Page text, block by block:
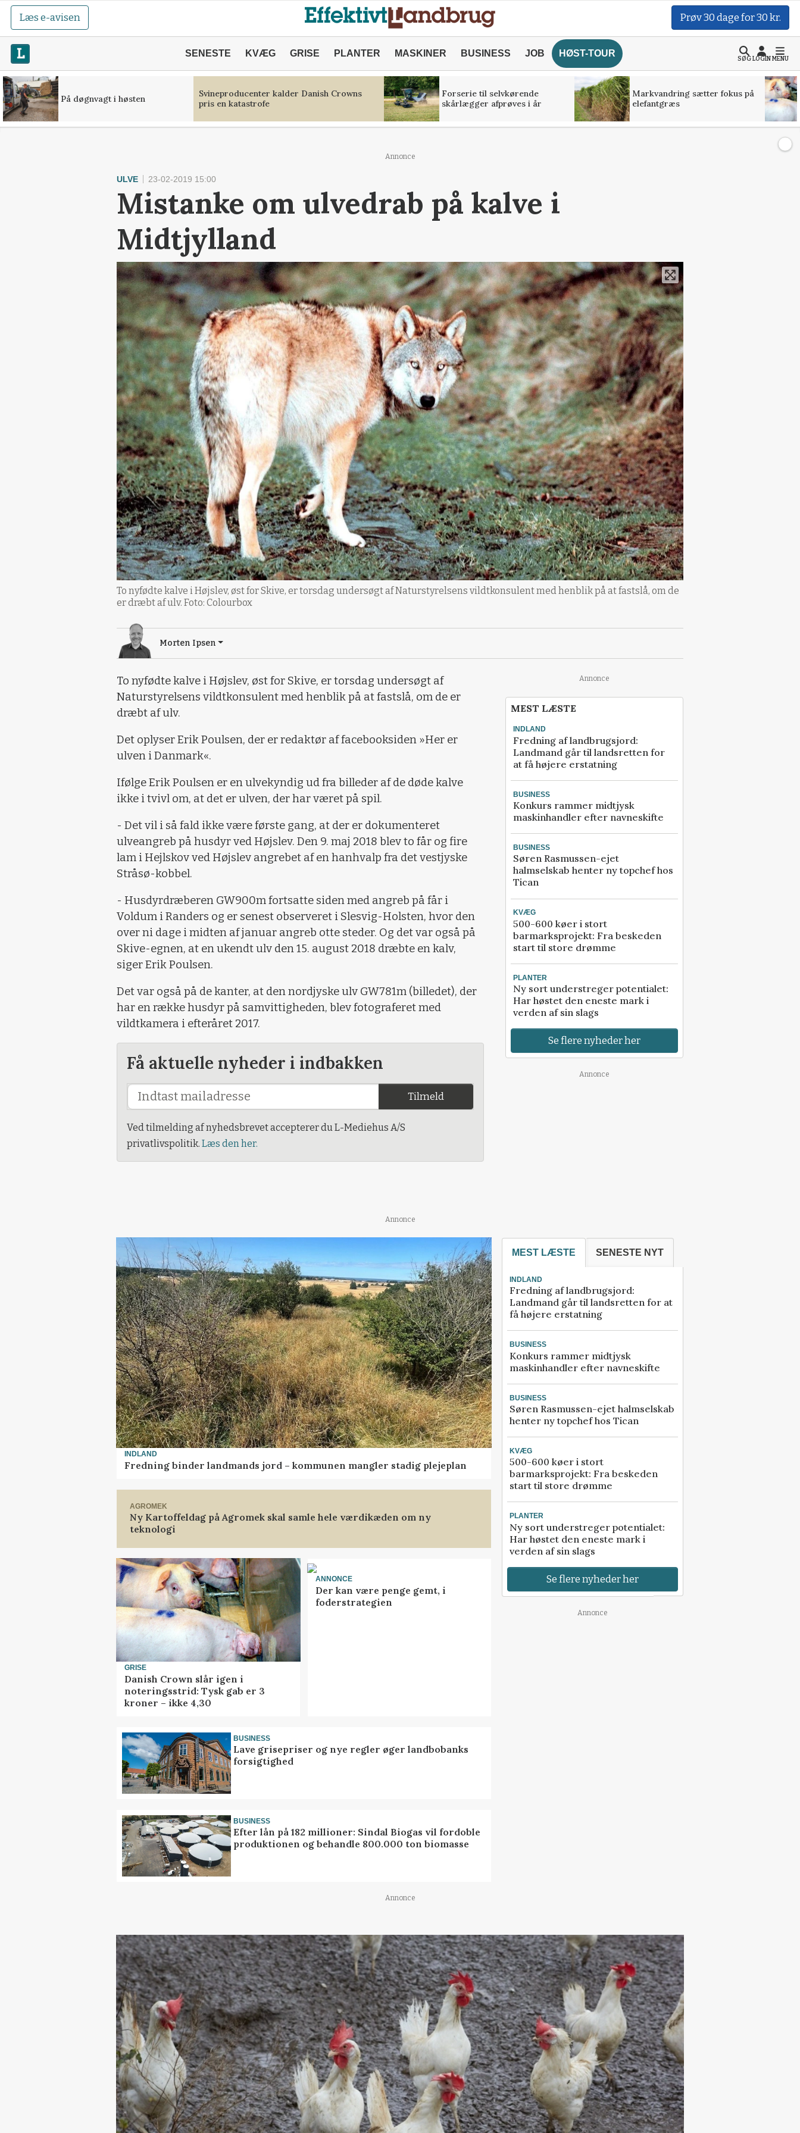
Læs e-avisen Prøv 30 dage for 30 kr.
SENESTE KVÆG GRISE PLANTER MASKINER BUSINESS JOB HØST-TOUR
SØGLOGINMENU
På døgnvagt i høsten
Svineproducenter kalder Danish Crowns
pris en katastrofe
Forserie til selvkørende
skårlægger afprøves i år
Markvandring sætter fokus på
elefantgræs
Annonce
ULVE 23-02-2019 15:00
Mistanke om ulvedrab på kalve i
Midtjylland
To nyfødte kalve i Højslev, øst for Skive, er torsdag undersøgt af Naturstyrelsens vildtkonsulent med henblik på at fastslå, om de
er dræbt af ulv. Foto: Colourbox
Morten Ipsen
To nyfødte kalve i Højslev, øst for Skive, er torsdag undersøgt af
Naturstyrelsens vildtkonsulent med henblik på at fastslå, om de er
dræbt af ulv.
Det oplyser Erik Poulsen, der er redaktør af facebooksiden »Her er
ulven i Danmark«.
Ifølge Erik Poulsen er en ulvekyndig ud fra billeder af de døde kalve
ikke i tvivl om, at det er ulven, der har været på spil.
- Det vil i så fald ikke være første gang, at der er dokumenteret
ulveangreb på husdyr ved Højslev. Den 9. maj 2018 blev to får og fire
lam i Hejlskov ved Højslev angrebet af en hanhvalp fra det vestjyske
Stråsø-kobbel.
- Husdyrdræberen GW900m fortsatte siden med angreb på får i
Voldum i Randers og er senest observeret i Slesvig-Holsten, hvor den
over ni dage i midten af januar angreb otte steder. Og det var også på
Skive-egnen, at en ukendt ulv den 15. august 2018 dræbte en kalv,
siger Erik Poulsen.
Det var også på de kanter, at den nordjyske ulv GW781m (billedet), der
har en række husdyr på samvittigheden, blev fotograferet med
vildtkamera i efteråret 2017.
Få aktuelle nyheder i indbakken
Tilmeld
Ved tilmelding af nyhedsbrevet accepterer du L-Mediehus A/S
privatlivspolitik. Læs den her.
Annonce
MEST LÆSTE
INDLAND
Fredning af landbrugsjord:
Landmand går til landsretten for
at få højere erstatning
BUSINESS
Konkurs rammer midtjysk
maskinhandler efter navneskifte
BUSINESS
Søren Rasmussen-ejet
halmselskab henter ny topchef hos
Tican
KVÆG
500-600 køer i stort
barmarksprojekt: Fra beskeden
start til store drømme
PLANTER
Ny sort understreger potentialet:
Har høstet den eneste mark i
verden af sin slags
Se flere nyheder her
Annonce
Annonce
INDLAND
Fredning binder landmands jord – kommunen mangler stadig plejeplan
AGROMEK
Ny Kartoffeldag på Agromek skal samle hele værdikæden om ny
teknologi
GRISE
Danish Crown slår igen i
noteringsstrid: Tysk gab er 3
kroner – ikke 4,30
ANNONCE
Der kan være penge gemt, i
foderstrategien
BUSINESS
Lave grisepriser og nye regler øger landbobanks
forsigtighed
BUSINESS
Efter lån på 182 millioner: Sindal Biogas vil fordoble
produktionen og behandle 800.000 ton biomasse
MEST LÆSTE SENESTE NYT
INDLAND
Fredning af landbrugsjord:
Landmand går til landsretten for at
få højere erstatning
BUSINESS
Konkurs rammer midtjysk
maskinhandler efter navneskifte
BUSINESS
Søren Rasmussen-ejet halmselskab
henter ny topchef hos Tican
KVÆG
500-600 køer i stort
barmarksprojekt: Fra beskeden
start til store drømme
PLANTER
Ny sort understreger potentialet:
Har høstet den eneste mark i
verden af sin slags
Se flere nyheder her
Annonce
Annonce